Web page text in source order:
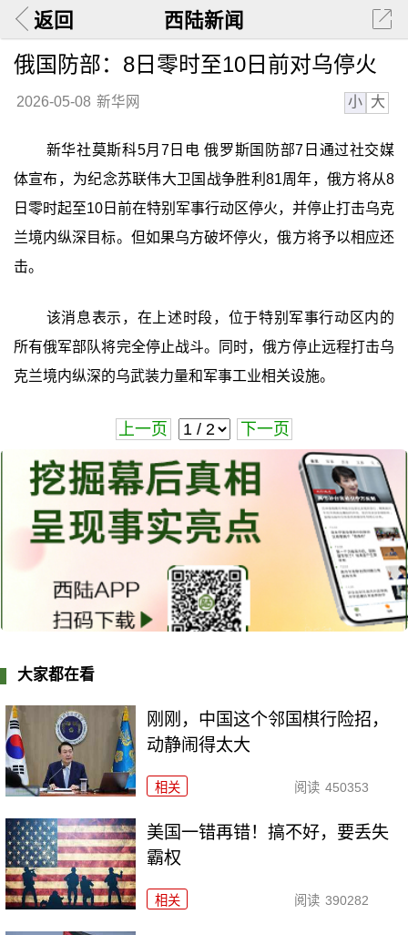
返回 西陆新闻
俄国防部：8日零时至10日前对乌停火
2026-05-08 新华网 小 大
新华社莫斯科5月7日电 俄罗斯国防部7日通过社交媒
体宣布，为纪念苏联伟大卫国战争胜利81周年，俄方将从8
日零时起至10日前在特别军事行动区停火，并停止打击乌克
兰境内纵深目标。但如果乌方破坏停火，俄方将予以相应还
击。
该消息表示，在上述时段，位于特别军事行动区内的
所有俄军部队将完全停止战斗。同时，俄方停止远程打击乌
克兰境内纵深的乌武装力量和军事工业相关设施。
上一页 下一页
大家都在看
刚刚，中国这个邻国棋行险招，
动静闹得太大
相关 阅读 450353
美国一错再错！搞不好，要丢失
霸权
相关 阅读 390282